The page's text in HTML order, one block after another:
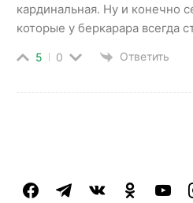
кардинальная. Ну и конечно
которые у беркарара всегда
5 0 Ответить
facebooktelegramvkontakteodnoklassniki
youtube